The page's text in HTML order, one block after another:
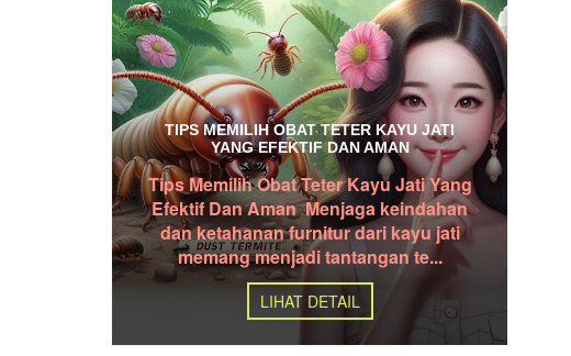
TIPS MEMILIH OBAT TETER KAYU JATI
YANG EFEKTIF DAN AMAN
Tips Memilih Obat Teter Kayu Jati Yang
Efektif Dan Aman Menjaga keindahan
dan ketahanan furnitur dari kayu jati
memang menjadi tantangan te...
LIHAT DETAIL